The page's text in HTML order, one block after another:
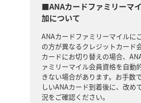
■ANAカードファミリーマ
加について
ANAカードファミリーマイルに
の方が異なるクレジットカード
カードにお切り替えの場合、
ァミリーマイル会員資格を自動
きない場合があります。お手数
しいANAカード到着後に、改め
況をご確認ください。